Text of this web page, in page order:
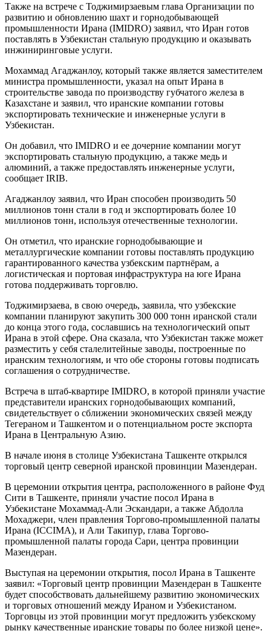
Также на встрече с Тоджимирзаевым глава Организации по
развитию и обновлению шахт и горнодобывающей
промышленности Ирана (IMIDRO) заявил, что Иран готов
поставлять в Узбекистан стальную продукцию и оказывать
инжиниринговые услуги.
Мохаммад Агаджанлоу, который также является заместителем
министра промышленности, указал на опыт Ирана в
строительстве завода по производству губчатого железа в
Казахстане и заявил, что иранские компании готовы
экспортировать технические и инженерные услуги в
Узбекистан.
Он добавил, что IMIDRO и ее дочерние компании могут
экспортировать стальную продукцию, а также медь и
алюминий, а также предоставлять инженерные услуги,
сообщает IRIB.
Агаджанлоу заявил, что Иран способен производить 50
миллионов тонн стали в год и экспортировать более 10
миллионов тонн, используя отечественные технологии.
Он отметил, что иранские горнодобывающие и
металлургические компании готовы поставлять продукцию
гарантированного качества узбекским партнёрам, а
логистическая и портовая инфраструктура на юге Ирана
готова поддерживать торговлю.
Тоджимирзаева, в свою очередь, заявила, что узбекские
компании планируют закупить 300 000 тонн иранской стали
до конца этого года, сославшись на технологический опыт
Ирана в этой сфере. Она сказала, что Узбекистан также может
разместить у себя сталелитейные заводы, построенные по
иранским технологиям, и что обе стороны готовы подписать
соглашения о сотрудничестве.
Встреча в штаб-квартире IMIDRO, в которой приняли участие
представители иранских горнодобывающих компаний,
свидетельствует о сближении экономических связей между
Тегераном и Ташкентом и о потенциальном росте экспорта
Ирана в Центральную Азию.
В начале июня в столице Узбекистана Ташкенте открылся
торговый центр северной иранской провинции Мазендеран.
В церемонии открытия центра, расположенного в районе Фуд
Сити в Ташкенте, приняли участие посол Ирана в
Узбекистане Мохаммад-Али Эскандари, а также Абдолла
Мохаджери, член правления Торгово-промышленной палаты
Ирана (ICCIMA), и Али Такипур, глава Торгово-
промышленной палаты города Сари, центра провинции
Мазендеран.
Выступая на церемонии открытия, посол Ирана в Ташкенте
заявил: «Торговый центр провинции Мазендеран в Ташкенте
будет способствовать дальнейшему развитию экономических
и торговых отношений между Ираном и Узбекистаном.
Торговцы из этой провинции могут предложить узбекскому
рынку качественные иранские товары по более низкой цене».